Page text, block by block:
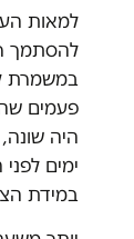
למאות
להסתמך
במשמרת
פעמים
היה
ימים
במידת